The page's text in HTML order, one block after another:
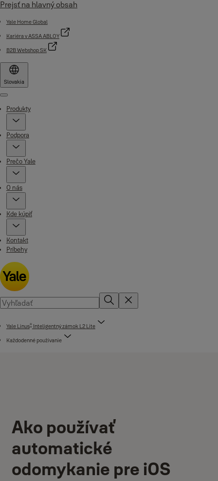
Prejsť na hlavný obsah
Yale Home Global
Kariéra v ASSA ABLOY
B2B Webshop SK
Slovakia
Menu
Produkty
Podpora
Prečo Yale
O nás
Kde kúpiť
Kontakt
Príbehy
Yale Linus®Inteligentný zámok L2 Lite
Každodenné používanie
Ako používať
automatické
odomykanie pre iOS